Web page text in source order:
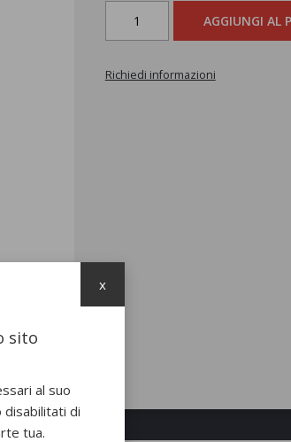
AGGIUNGI AL
Richiedi informazioni
sito
al suo
disabilitati di
tua.
x